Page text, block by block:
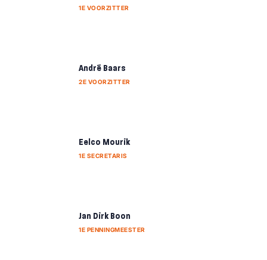
1E VOORZITTER
André Baars
2E VOORZITTER
Eelco Mourik
1E SECRETARIS
Jan Dirk Boon
1E PENNINGMEESTER